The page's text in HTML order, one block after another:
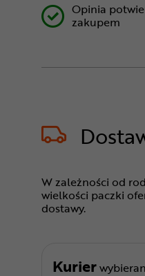
Opinia
zakupem
W zależności od
wielkości paczki
dostawy.
Kurier